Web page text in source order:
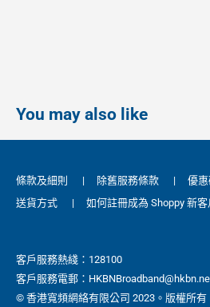
You may also like
條款及細則 | 除舊服務條款 | 優惠
送貨方式
| 如何註冊成為 Shoppy 新客
客戶服務熱綫：128100
客戶服務電郵：
© 香港寬頻網絡有限公司 2023。版權所有